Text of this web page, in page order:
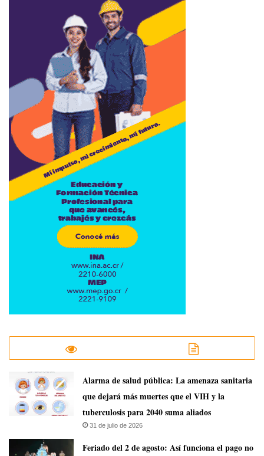
​Alarma de salud pública: La amenaza sanitaria
que dejará más muertes que el VIH y la
tuberculosis para 2040 suma aliados
31 de julio de 2026
Feriado del 2 de agosto: Así funciona el pago no